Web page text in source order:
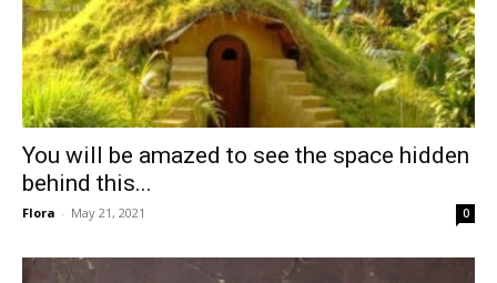
You will be amazed to see the space hidden
behind this...
Flora - May 21, 2021 0